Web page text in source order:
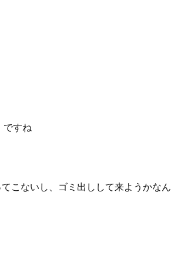
すね
こないし、ゴミ出しして来ようかなん